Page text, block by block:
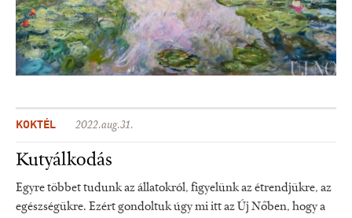
KOKTÉL 2022.aug.31.
Kutyálkodás
Egyre többet tudunk az állatokról, figyelünk az étrendjükre, az
egészségükre. Ezért gondoltuk úgy mi itt az Új Nőben, hogy a